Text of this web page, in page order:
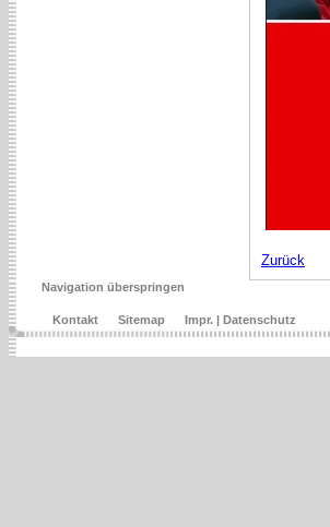
Zurück
Navigation überspringen
Kontakt Sitemap Impr. | Datenschutz